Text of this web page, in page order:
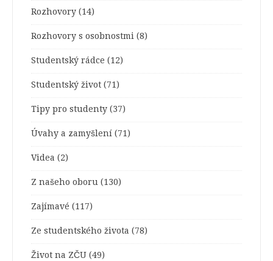
Rozhovory (14)
Rozhovory s osobnostmi (8)
Studentský rádce (12)
Studentský život (71)
Tipy pro studenty (37)
Úvahy a zamyšlení (71)
Videa (2)
Z našeho oboru (130)
Zajímavé (117)
Ze studentského života (78)
Život na ZČU (49)